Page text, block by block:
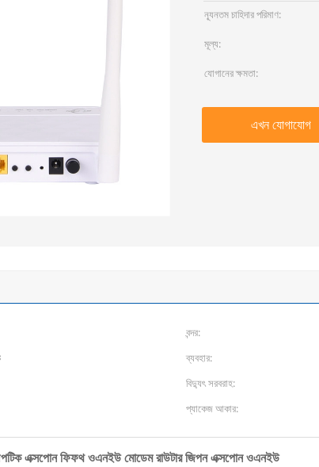
ন্যূনতম চাহিদার পরিমাণ:
মূল্য:
যোগানের ক্ষমতা:
এখন যোগাযোগ
বন্দর:
ব্যবহার:
বিদ্যুৎ সরবরাহ:
প্যাকেজ আকার:
এক্সপোন ফিফথ ওএনইউ মোডেম রাউটার জিপন এক্সপোন ওএনইউ